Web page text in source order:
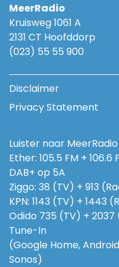
MeerRadio
Kruisweg 1061 A
2131 CT Hoofddorp
(023) 55 55 900
Disclaimer
Privacy Statement
Luister naar
Ether: 105.5 FM + 106.6
DAB+ op 5A
Ziggo: 38 (TV) + 913
KPN: 1143 (TV) + 1443
Odido 735 (TV) + 2037
Tune-In
(Google Home,
Sonos)